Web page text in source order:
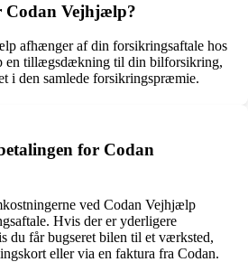
Codan Vejhjælp?
afhænger af din forsikringsaftale hos
en tillægsdækning til din bilforsikring,
i den samlede forsikringspræmie.
for Codan
ved Codan Vejhjælp
Hvis der er yderligere
du får bugseret bilen til et værksted,
eller via en faktura fra Codan.